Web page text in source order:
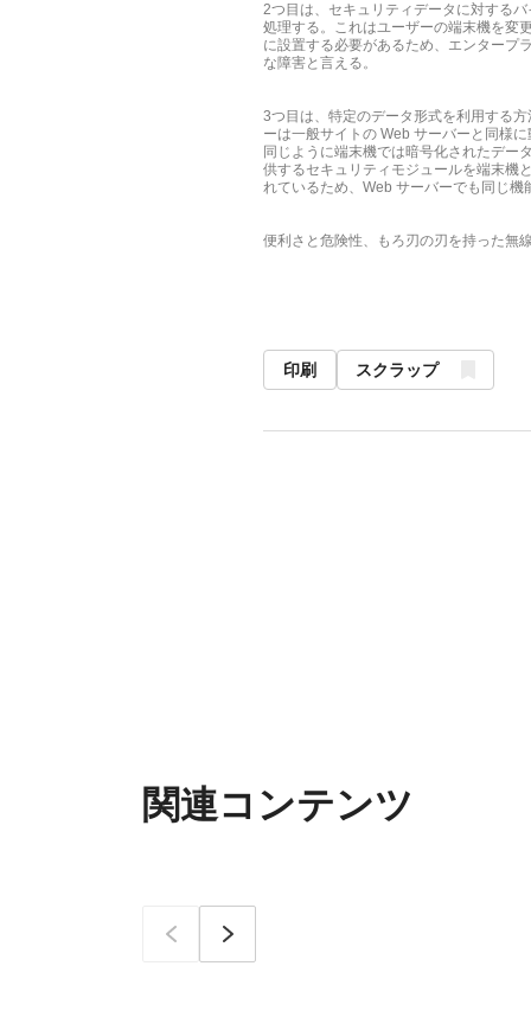
2つ目は、セキュリティデータに対する
処理する。これはユーザーの端末機を変
に設置する必要があるため、エンタープ
な障害と言える。
3つ目は、特定のデータ形式を利用する
ーは一般サイトの Web サーバーと同様
同じように端末機では暗号化されたデー
供するセキュリティモジュールを端末機
れているため、Web サーバーでも同じ
便利さと危険性、もろ刃の刃を持った無
印刷 スクラップ
関連コンテンツ
이전 次へ